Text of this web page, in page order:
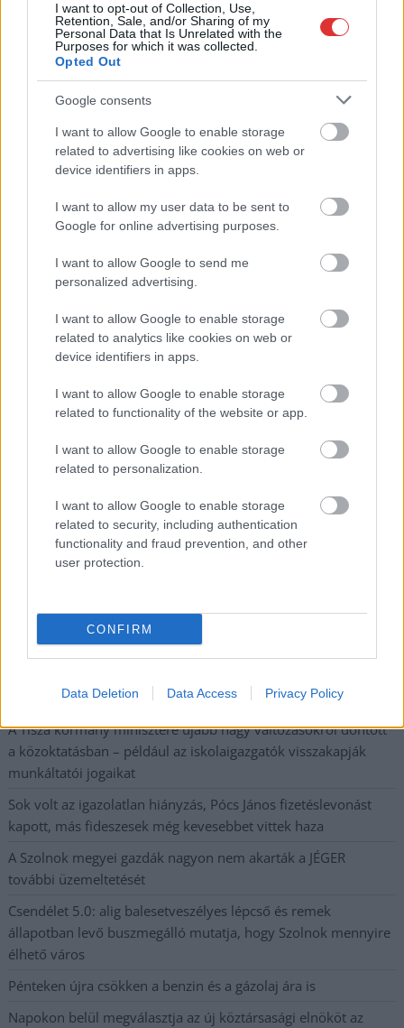
I want to opt-out of Collection, Use,
Retention, Sale, and/or Sharing of my
Personal Data that Is Unrelated with the
Purposes for which it was collected.
Opted Out
Google consents
I want to allow Google to enable storage
related to advertising like cookies on web or
device identifiers in apps.
I want to allow my user data to be sent to
Google for online advertising purposes.
I want to allow Google to send me
personalized advertising.
I want to allow Google to enable storage
related to analytics like cookies on web or
device identifiers in apps.
I want to allow Google to enable storage
related to functionality of the website or app.
I want to allow Google to enable storage
related to personalization.
I want to allow Google to enable storage
related to security, including authentication
functionality and fraud prevention, and other
user protection.
CONFIRM
Data Deletion Data Access Privacy Policy
polgármestere. A tószegi kerékpárgyár bezárása után
közzétett felhívásának célja, hogy...
Szolnok
Hírlevél feliratkozás
Adja meg keresztnevét:
Adja
meg e-mail címét:
Megismertem és elfogadom aGDPR-szabályzatot
Nem szeretne lemaradni semmiről? Csak egy kattintás, és hírlevelünk a
postaládájába érkezik!
A Tisza kormány minisztere újabb nagy változásokról döntött
a közoktatásban – például az iskolaigazgatók visszakapják
munkáltatói jogaikat
Sok volt az igazolatlan hiányzás, Pócs János fizetéslevonást
kapott, más fideszesek még kevesebbet vittek haza
A Szolnok megyei gazdák nagyon nem akarták a JÉGER
további üzemeltetését
Csendélet 5.0: alig balesetveszélyes lépcső és remek
állapotban levő buszmegálló mutatja, hogy Szolnok mennyire
élhető város
Pénteken újra csökken a benzin és a gázolaj ára is
Napokon belül megválasztja az új köztársasági elnököt az